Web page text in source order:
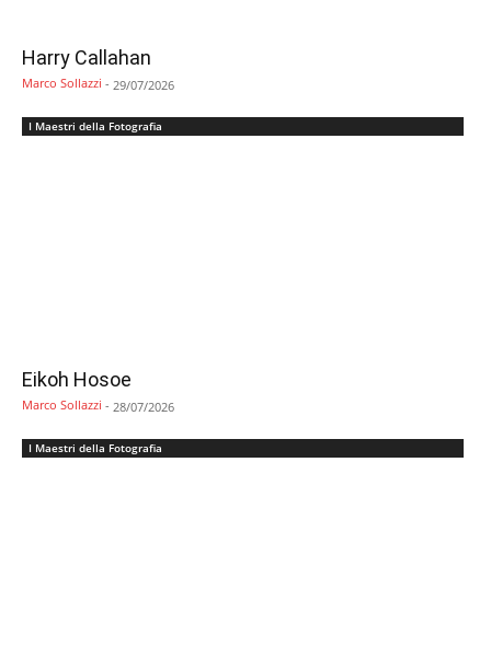
Harry Callahan
Marco Sollazzi - 29/07/2026
I Maestri della Fotografia
Eikoh Hosoe
Marco Sollazzi - 28/07/2026
I Maestri della Fotografia